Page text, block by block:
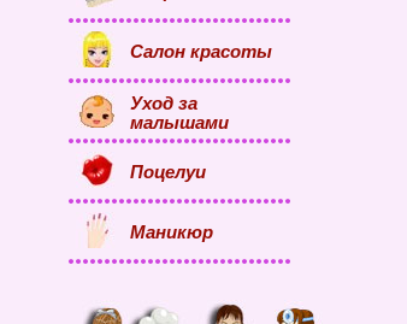
Салон красоты
Уход за
малышами
Поцелуи
Маникюр